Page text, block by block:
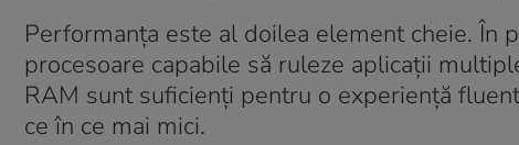
Performanța este al doilea element cheie. În
procesoare capabile să ruleze aplicații
RAM sunt suficienți pentru o experiență
ce în ce mai mici.